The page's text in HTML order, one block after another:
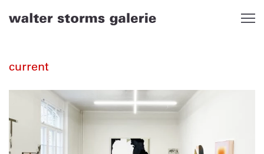
current